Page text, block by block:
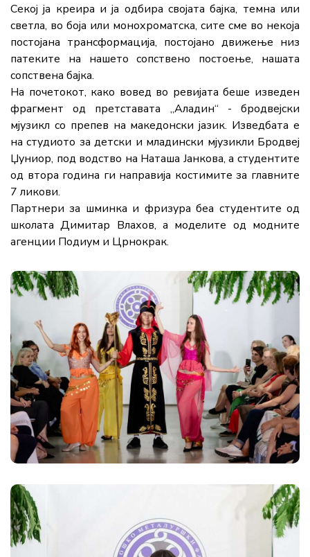
Секој ја креира и ја одбира својата бајка, темна или
светла, во боја или монохроматска, сите сме во некоја
постојана трансформација, постојано движење низ
патеките на нашето сопствено постоење, нашата
сопствена бајка.
На почетокот, како вовед во ревијата беше изведен
фрагмент од претставата „Аладин“ - бродвејски
мјузикл со препев на македонски јазик. Изведбата е
на студиото за детски и младински мјузикли Бродвеј
Џуниор, под водство на Наташа Јанкова, а студентите
од втора година ги направија костимите за главните
7 ликови.
Партнери за шминка и фризура беа студентите од
школата Димитар Влахов, а моделите од модните
агенции Подиум и Црнокрак.